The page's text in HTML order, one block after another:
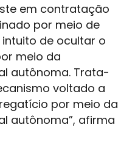
em contratação
por meio de
de ocultar o
meio da
autônoma. Trata-
voltado a
por meio da
autônoma”, afirma